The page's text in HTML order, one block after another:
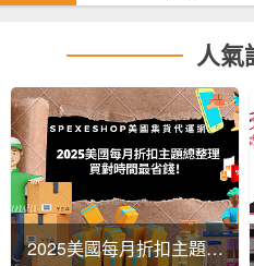
連續假期公告
2026/07/10 (五)
SPEX eSHOP 台灣
調整通知
人氣
2025美國每月折扣主題總